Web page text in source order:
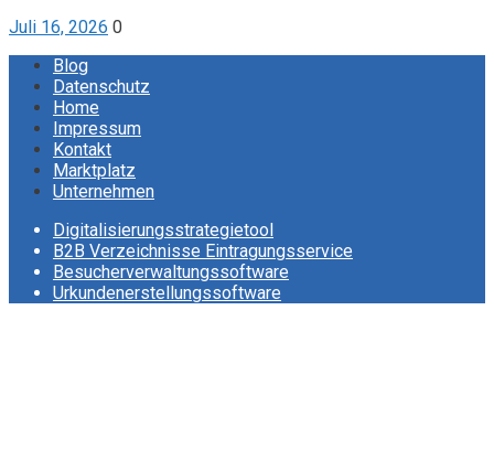
Juli 16, 2026 0
Blog
Datenschutz
Home
Impressum
Kontakt
Marktplatz
Unternehmen
Digitalisierungsstrategietool
B2B Verzeichnisse Eintragungsservice
Besucherverwaltungssoftware
Urkundenerstellungssoftware